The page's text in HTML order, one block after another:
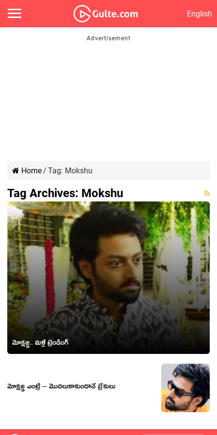
English
Home/ Tag: Mokshu
Tag Archives: Mokshu
మోక్షజ్ఞ.. మళ్లీ ట్రెండింగ్
మోక్షజ్ఞ ఎంట్రీ – మొదలుకాకుండానే బ్రేకులు